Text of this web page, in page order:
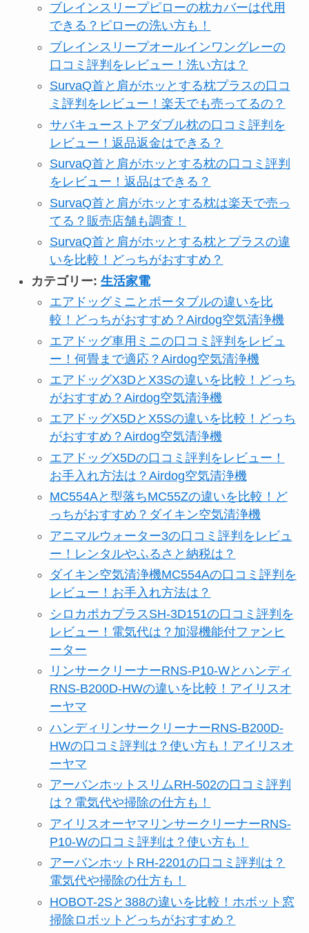
ブレインスリープピローの枕カバーは代用
できる？ピローの洗い方も！
ブレインスリープオールインワングレーの
口コミ評判をレビュー！洗い方は？
SurvaQ首と肩がホッとする枕プラスの口コ
ミ評判をレビュー！楽天でも売ってるの？
サバキューストアダブル枕の口コミ評判を
レビュー！返品返金はできる？
SurvaQ首と肩がホッとする枕の口コミ評判
をレビュー！返品はできる？
SurvaQ首と肩がホッとする枕は楽天で売っ
てる？販売店舗も調査！
SurvaQ首と肩がホッとする枕とプラスの違
いを比較！どっちがおすすめ？
カテゴリー: 生活家電
エアドッグミニとポータブルの違いを比
較！どっちがおすすめ？Airdog空気清浄機
エアドッグ車用ミニの口コミ評判をレビュ
ー！何畳まで適応？Airdog空気清浄機
エアドッグX3DとX3Sの違いを比較！どっち
がおすすめ？Airdog空気清浄機
エアドッグX5DとX5Sの違いを比較！どっち
がおすすめ？Airdog空気清浄機
エアドッグX5Dの口コミ評判をレビュー！
お手入れ方法は？Airdog空気清浄機
MC554Aと型落ちMC55Zの違いを比較！ど
っちがおすすめ？ダイキン空気清浄機
アニマルウォーター3の口コミ評判をレビュ
ー！レンタルやふるさと納税は？
ダイキン空気清浄機MC554Aの口コミ評判を
レビュー！お手入れ方法は？
シロカポカプラスSH-3D151の口コミ評判を
レビュー！電気代は？加湿機能付ファンヒ
ーター
リンサークリーナーRNS-P10-Wとハンディ
RNS-B200D-HWの違いを比較！アイリスオ
ーヤマ
ハンディリンサークリーナーRNS-B200D-
HWの口コミ評判は？使い方も！アイリスオ
ーヤマ
アーバンホットスリムRH-502の口コミ評判
は？電気代や掃除の仕方も！
アイリスオーヤマリンサークリーナーRNS-
P10-Wの口コミ評判は？使い方も！
アーバンホットRH-2201の口コミ評判は？
電気代や掃除の仕方も！
HOBOT-2Sと388の違いを比較！ホボット窓
掃除ロボットどっちがおすすめ？